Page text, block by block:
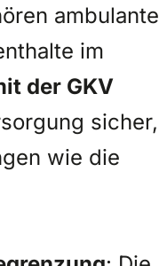
ambulante
im
der GKV
sicher,
wie die